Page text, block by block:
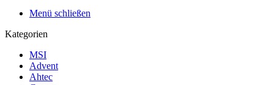
Menü schließen
Kategorien
MSI
Advent
Ahtec